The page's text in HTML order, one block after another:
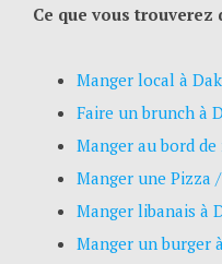
Ce que vous trouverez
Manger local à
Faire un brunch à
Manger au bord de
Manger une Pizza
Manger libanais à
Manger un burger